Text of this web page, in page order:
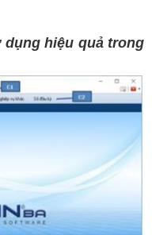
dụng hiệu quả trong